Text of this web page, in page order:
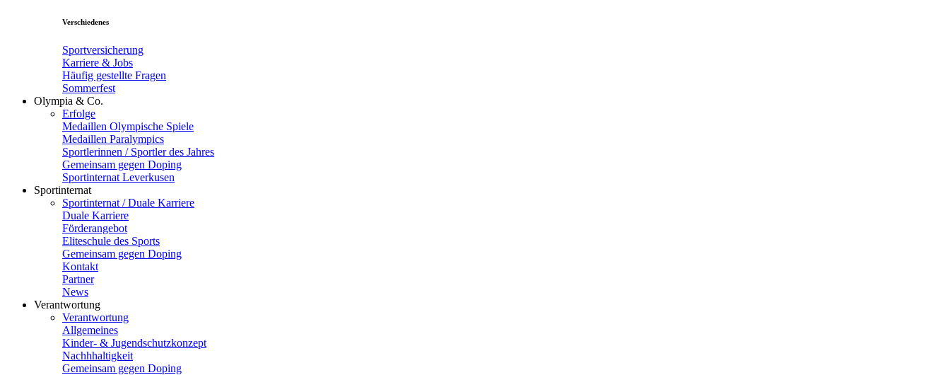
Verschiedenes
Sportversicherung
Karriere & Jobs
Häufig gestellte Fragen
Sommerfest
Olympia & Co.
Erfolge
Medaillen Olympische Spiele
Medaillen Paralympics
Sportlerinnen / Sportler des Jahres
Gemeinsam gegen Doping
Sportinternat Leverkusen
Sportinternat
Sportinternat / Duale Karriere
Duale Karriere
Förderangebot
Eliteschule des Sports
Gemeinsam gegen Doping
Kontakt
Partner
News
Verantwortung
Verantwortung
Allgemeines
Kinder- & Jugendschutzkonzept
Nachhhaltigkeit
Gemeinsam gegen Doping